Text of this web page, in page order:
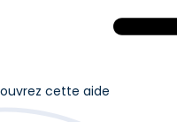
cette aide